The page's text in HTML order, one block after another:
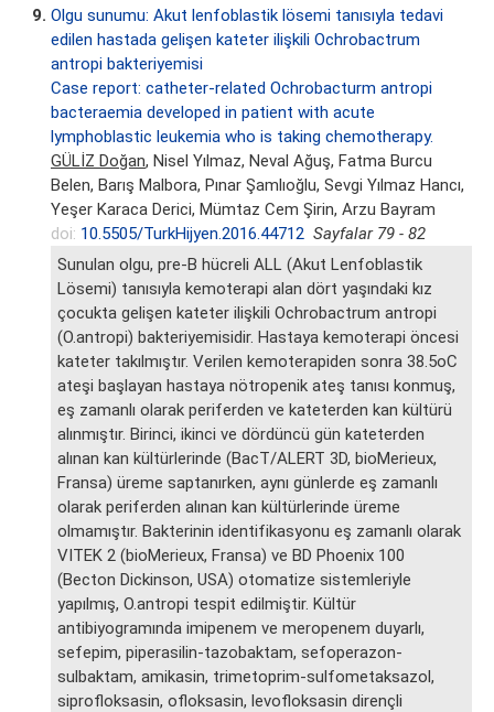
9. Olgu sunumu: Akut lenfoblastik lösemi tanısıyla tedavi
edilen hastada gelişen kateter ilişkili Ochrobactrum
antropi bakteriyemisi
Case report: catheter-related Ochrobacturm antropi
bacteraemia developed in patient with acute
lymphoblastic leukemia who is taking chemotherapy.
GÜLİZ Doğan, Nisel Yılmaz, Neval Ağuş, Fatma Burcu
Belen, Barış Malbora, Pınar Şamlıoğlu, Sevgi Yılmaz Hancı,
Yeşer Karaca Derici, Mümtaz Cem Şirin, Arzu Bayram
doi: 10.5505/TurkHijyen.2016.44712 Sayfalar 79 - 82
Sunulan olgu, pre-B hücreli ALL (Akut Lenfoblastik
Lösemi) tanısıyla kemoterapi alan dört yaşındaki kız
çocukta gelişen kateter ilişkili Ochrobactrum antropi
(O.antropi) bakteriyemisidir. Hastaya kemoterapi öncesi
kateter takılmıştır. Verilen kemoterapiden sonra 38.5oC
ateşi başlayan hastaya nötropenik ateş tanısı konmuş,
eş zamanlı olarak periferden ve kateterden kan kültürü
alınmıştır. Birinci, ikinci ve dördüncü gün kateterden
alınan kan kültürlerinde (BacT/ALERT 3D, bioMerieux,
Fransa) üreme saptanırken, aynı günlerde eş zamanlı
olarak periferden alınan kan kültürlerinde üreme
olmamıştır. Bakterinin identifikasyonu eş zamanlı olarak
VITEK 2 (bioMerieux, Fransa) ve BD Phoenix 100
(Becton Dickinson, USA) otomatize sistemleriyle
yapılmış, O.antropi tespit edilmiştir. Kültür
antibiyogramında imipenem ve meropenem duyarlı,
sefepim, piperasilin-tazobaktam, sefoperazon-
sulbaktam, amikasin, trimetoprim-sulfometaksazol,
siprofloksasin, ofloksasin, levofloksasin dirençli